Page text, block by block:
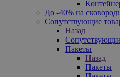
До -40% на
Сопутствующие
Назад
Пакеты
Назад
Пакеты